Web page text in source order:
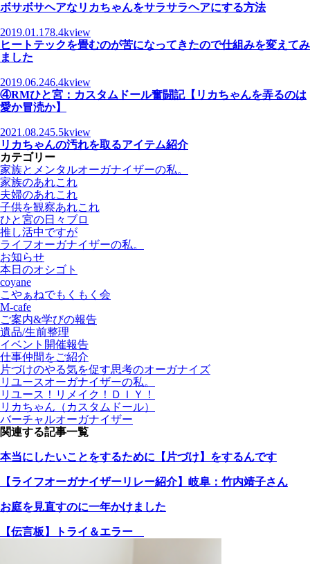
ボサボサヘアなリカちゃんをサラサラヘアにする方法
2019.01.178.4kview
ヒートテックを畳むのが苦になってきたので仕組みを変えてみ
ました
2019.06.246.4kview
④RMひと宮：カスタムドール奮闘記【リカちゃんを弄るのは
愛か冒涜か】
2021.08.245.5kview
リカちゃんの汚れを取るアイテム紹介
カテゴリー
家族とメンタルオーガナイザーの私。
家族のあれこれ
夫婦のあれこれ
子供を観察あれこれ
ひと宮の日々ブロ
推し活中ですが
ライフオーガナイザーの私。
お知らせ
本日のオシゴト
coyane
こやぁねでもくもく会
M-cafe
ご案内&学びの報告
遺品/生前整理
イベント開催報告
仕事仲間をご紹介
片づけのやる気を促す思考のオーガナイズ
リユースオーガナイザーの私。
リユース！リメイク！ＤＩＹ！
リカちゃん（カスタムドール）
バーチャルオーガナイザー
関連する記事一覧
本当にしたいことをするために【片づけ】をするんです
【ライフオーガナイザーリレー紹介】岐阜：竹内靖子さん
お庭を見直すのに一年かけました
【伝言板】トライ＆エラー